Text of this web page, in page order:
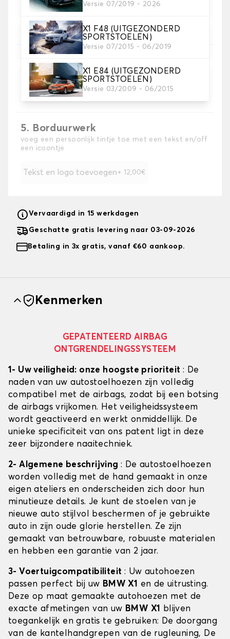
Versie 07/2019 - 2026
X1 F48 (UITGEZONDERD
SPORTSTOELEN)
Versie 07/2015 - 06/2019
X1 E84 (UITGEZONDERD
SPORTSTOELEN)
Versie 03/2009 - 06/2015
3. Materiaal
Kies het materiaal voor je hoezen.
4. Kleur
Kies de kleur van je stoelhoezen.
5. Borduurwerk
voeg een persoonlijk tintje toe met een tekst en/off
een icoontje
Tekst en logo toevoegen + 12,00€
Vervaardigd in 15 werkdagen
Geschatte gratis levering naar 03-09-2026
Betaling in 3x gratis, vanaf €60 aankoop.
Kenmerken
GEPATENTEERD AIRBAG
ONTGRENDELINGSSYSTEEM
1- Uw veiligheid: onze hoogste prioriteit : De
naden van uw autostoelhoezen zijn volledig
compatibel met de airbags, zodat bij een botsing
de airbags vrijkomen. Het veiligheidssysteem
wordt geactiveerd en werkt onmiddellijk. De
unieke specificiteit van ons patent ligt in deze
zeer bijzondere naaitechniek.
2- Algemene beschrijving : De autostoelhoezen
worden volledig met de hand gemaakt in onze
eigen ateliers en onderscheiden zich door hun
minutieuze details. Je kunt de stoelen van je
nieuwe auto stijlvol beschermen of je gebruikte
auto in zijn oude glorie herstellen. Ze zijn
gemaakt van betrouwbare, robuuste materialen
en hebben een garantie van 2 jaar.
3- Voertuigcompatibiliteit : Uw autohoezen
passen perfect bij uw BMW X1 en de uitrusting.
Deze op maat gemaakte autohoezen met de
exacte afmetingen van uw BMW X1 blijven
toegankelijk en gratis te gebruiken: De doorgang
van de kantelhandgrepen van de rugleuning, De